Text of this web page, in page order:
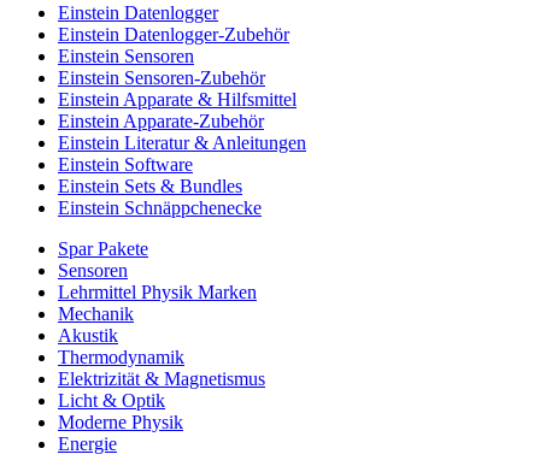
Einstein Datenlogger
Einstein Datenlogger-Zubehör
Einstein Sensoren
Einstein Sensoren-Zubehör
Einstein Apparate & Hilfsmittel
Einstein Apparate-Zubehör
Einstein Literatur & Anleitungen
Einstein Software
Einstein Sets & Bundles
Einstein Schnäppchenecke
Spar Pakete
Sensoren
Lehrmittel Physik Marken
Mechanik
Akustik
Thermodynamik
Elektrizität & Magnetismus
Licht & Optik
Moderne Physik
Energie